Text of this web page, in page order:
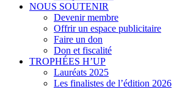
NOUS SOUTENIR
Devenir membre
Offrir un espace publicitaire
Faire un don
Don et fiscalité
TROPHÉES H’UP
Lauréats 2025
Les finalistes de l’édition 2026